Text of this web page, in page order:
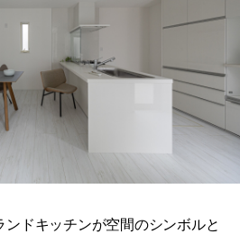
ンドキッチンが空間のシンボルと